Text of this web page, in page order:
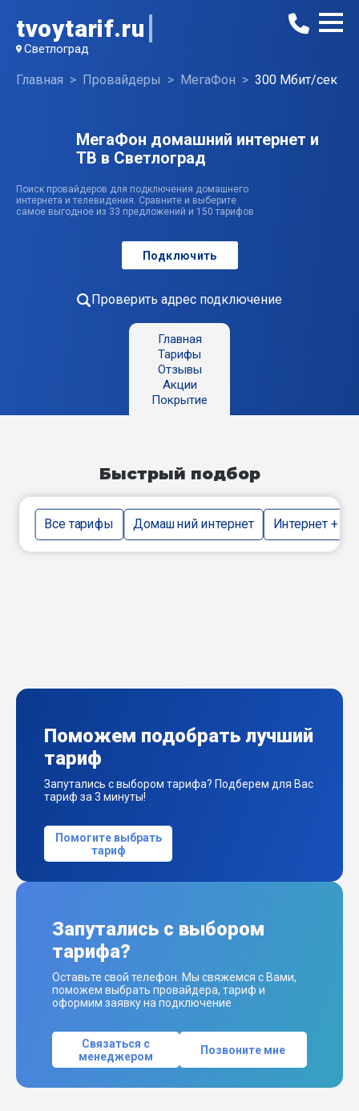
tvoytarif.ru
Светлоград
Главная Провайдеры МегаФон 300 Мбит/сек
МегаФон домашний интернет и
ТВ в Светлоград
Поиск провайдеров для подключения домашнего
интернета и телевидения. Сравните и выберите
самое выгодное из 33 предложений и 150 тарифов
Подключить
Проверить адрес подключение
Главная
Тарифы
Отзывы
Акции
Покрытие
Быстрый подбор
Все тарифы Домашний интернет Интернет + тв
Поможем подобрать лучший
тариф
Запутались с выбором тарифа? Подберем для Вас
тариф за 3 минуты!
Помогите выбрать
тариф
Запутались с выбором
тарифа?
Оставьте свой телефон. Мы свяжемся с Вами,
поможем выбрать провайдера, тариф и
оформим заявку на подключение
Связаться с
менеджером
Позвоните мне